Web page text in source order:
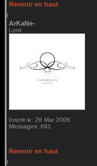
Revenir en haut
ArKaNe-
Lord
Inscrit le: 26 Mar 2006
Messages: 691
Revenir en haut